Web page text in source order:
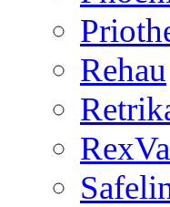
Rehau
RexVa